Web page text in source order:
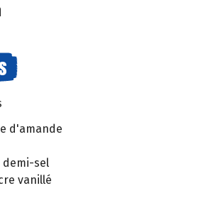
d'amande
demi-sel
vanillé